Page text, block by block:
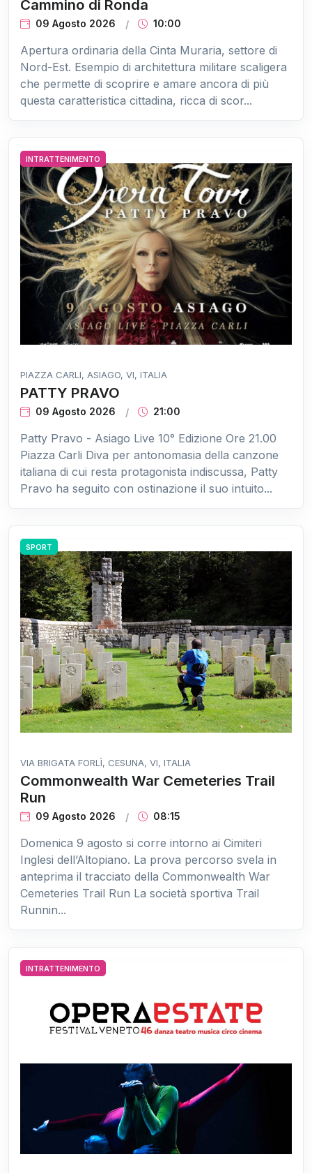
Cammino di Ronda
09 Agosto 2026 10:00
Apertura ordinaria della Cinta Muraria, settore di
Nord-Est. Esempio di architettura militare scaligera
che permette di scoprire e amare ancora di più
questa caratteristica cittadina, ricca di scor...
INTRATTENIMENTO
PIAZZA CARLI, ASIAGO, VI, ITALIA
PATTY PRAVO
09 Agosto 2026 21:00
Patty Pravo - Asiago Live 10° Edizione Ore 21.00
Piazza Carli Diva per antonomasia della canzone
italiana di cui resta protagonista indiscussa, Patty
Pravo ha seguito con ostinazione il suo intuito...
SPORT
VIA BRIGATA FORLÌ, CESUNA, VI, ITALIA
Commonwealth War Cemeteries Trail
Run
09 Agosto 2026 08:15
Domenica 9 agosto si corre intorno ai Cimiteri
Inglesi dell’Altopiano. La prova percorso svela in
anteprima il tracciato della Commonwealth War
Cemeteries Trail Run La società sportiva Trail
Runnin...
INTRATTENIMENTO